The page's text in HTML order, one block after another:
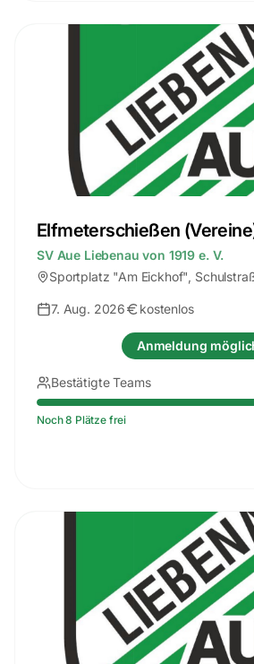
Elfmeterschießen
SV Aue Liebenau von 1919 e. V.
Sportplatz "Am Eickhof",
7. Aug. 2026 kostenlos
Anmeldung
Bestätigte Teams
Noch 8 Plätze frei